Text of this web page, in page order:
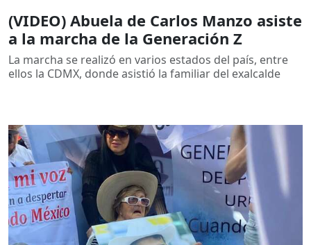
(VIDEO) Abuela de Carlos Manzo asiste
a la marcha de la Generación Z
La marcha se realizó en varios estados del país, entre
ellos la CDMX, donde asistió la familiar del exalcalde